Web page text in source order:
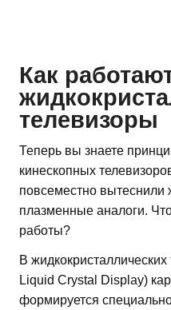
Как
телевизоры
Теперь вы знаете
кинескопных
повсеместно вытеснили
плазменные аналоги.
работы?
В
Liquid Crystal Display)
формируется